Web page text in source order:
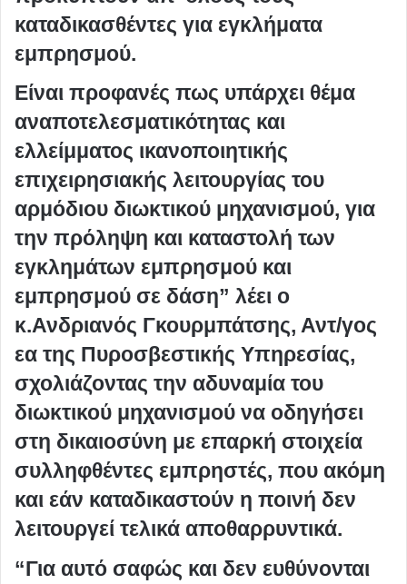
καταδικασθέντες για εγκλήματα
εμπρησμού.
Είναι προφανές πως υπάρχει θέμα
αναποτελεσματικότητας και
ελλείμματος ικανοποιητικής
επιχειρησιακής λειτουργίας του
αρμόδιου διωκτικού μηχανισμού, για
την πρόληψη και καταστολή των
εγκλημάτων εμπρησμού και
εμπρησμού σε δάση” λέει ο
κ.Ανδριανός Γκουρμπάτσης, Αντ/γος
εα της Πυροσβεστικής Υπηρεσίας,
σχολιάζοντας την αδυναμία του
διωκτικού μηχανισμού να οδηγήσει
στη δικαιοσύνη με επαρκή στοιχεία
συλληφθέντες εμπρηστές, που ακόμη
και εάν καταδικαστούν η ποινή δεν
λειτουργεί τελικά αποθαρρυντικά.
“Για αυτό σαφώς και δεν ευθύνονται